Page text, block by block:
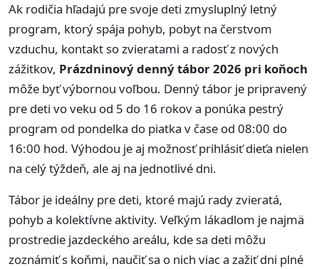
Ak rodičia hľadajú pre svoje deti zmysluplný letný
program, ktorý spája pohyb, pobyt na čerstvom
vzduchu, kontakt so zvieratami a radosť z nových
zážitkov, Prázdninový denný tábor 2026 pri koňoch
môže byť výbornou voľbou. Denný tábor je pripravený
pre deti vo veku od 5 do 16 rokov a ponúka pestrý
program od pondelka do piatka v čase od 08:00 do
16:00 hod. Výhodou je aj možnosť prihlásiť dieťa nielen
na celý týždeň, ale aj na jednotlivé dni.
Tábor je ideálny pre deti, ktoré majú rady zvieratá,
pohyb a kolektívne aktivity. Veľkým lákadlom je najmä
prostredie jazdeckého areálu, kde sa deti môžu
zoznámiť s koňmi, naučiť sa o nich viac a zažiť dni plné